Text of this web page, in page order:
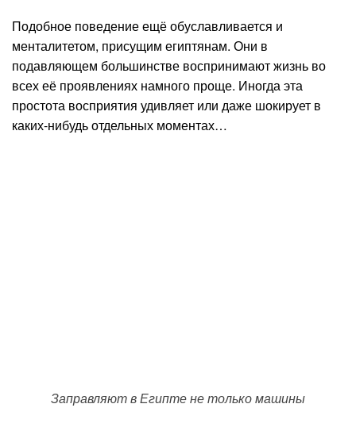
Подобное поведение ещё обуславливается и
менталитетом, присущим египтянам. Они в
подавляющем большинстве воспринимают жизнь во
всех её проявлениях намного проще. Иногда эта
простота восприятия удивляет или даже шокирует в
каких-нибудь отдельных моментах…
Заправляют в Египте не только машины